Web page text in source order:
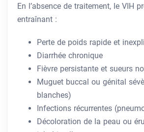
En l’absence de traitement, le VIH
entraînant :
Perte de poids rapide et
Diarrhée chronique
Fièvre persistante et sueurs
Muguet buccal ou génital
blanches)
Infections récurrentes
Décoloration de la peau ou